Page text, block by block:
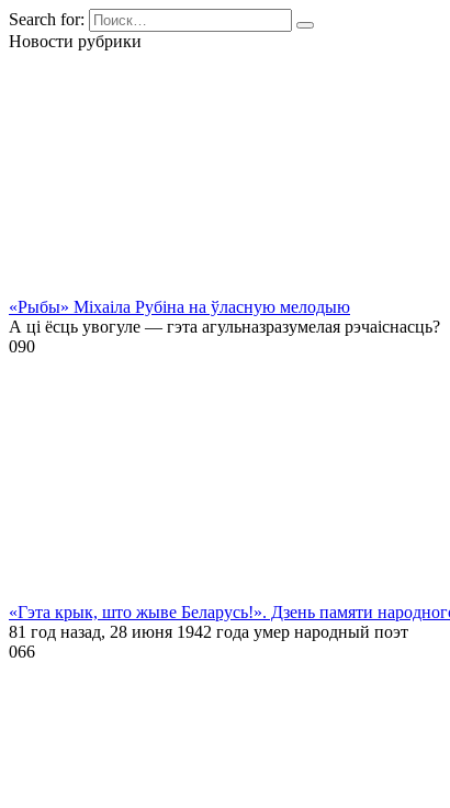
Search for:
Новости рубрики
«Рыбы» Міхаіла Рубіна на ўласную мелодыю
А ці ёсць увогуле — гэта агульназразумелая рэчаіснасць?
090
«Гэта крык, што жыве Беларусь!». Дзень памяти
81 год назад, 28 июня 1942 года умер народный поэт
066